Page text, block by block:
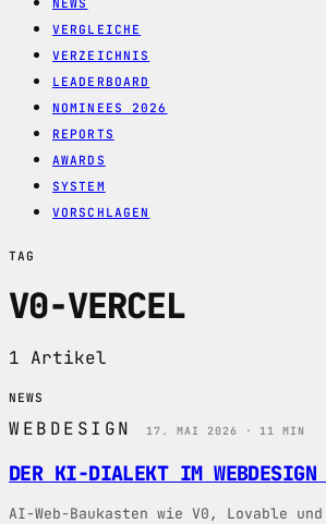
NEWS
VERGLEICHE
VERZEICHNIS
LEADERBOARD
NOMINEES 2026
REPORTS
AWARDS
SYSTEM
VORSCHLAGEN
TAG
V0-VERCEL
1 Artikel
NEWS
WEBDESIGN 17. MAI 2026 · 11 MIN
DER KI-DIALEKT IM
AI-Web-Baukasten wie V0, Lovable